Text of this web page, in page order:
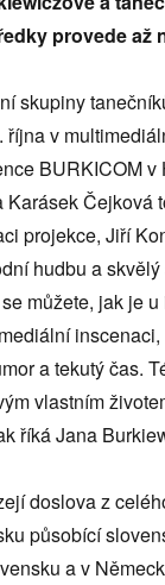
provede až
skupiny
v
BURKICOM
Čejková
projekce, Jiří
hudbu a
můžete, jak je
a tekutý čas.
vlastním
říká Jana
doslova z
působící
a v